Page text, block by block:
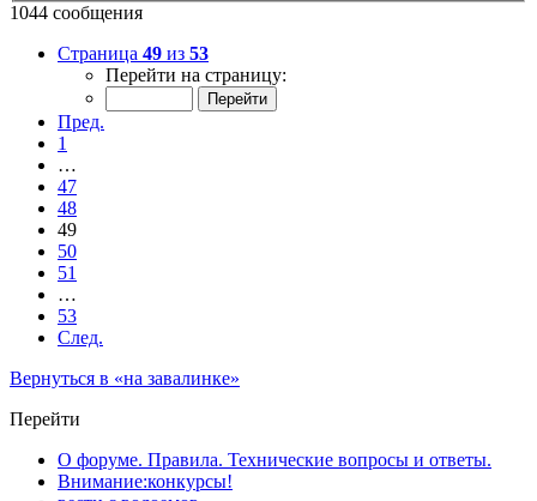
1044 сообщения
Страница 49 из 53
Перейти на страницу:
Пред.
1
…
47
48
49
50
51
…
53
След.
Вернуться в «на завалинке»
Перейти
О форуме. Правила. Технические вопросы и ответы.
Внимание:конкурсы!